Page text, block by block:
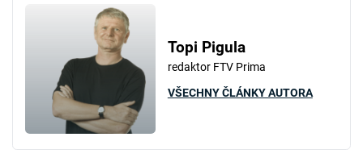
Topi Pigula
redaktor FTV Prima
VŠECHNY ČLÁNKY AUTORA